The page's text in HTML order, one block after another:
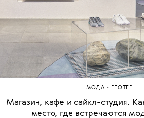
МОДА • ГЕОТЕГ
Магазин, кафе и сайкл-студия.
место, где встречаются